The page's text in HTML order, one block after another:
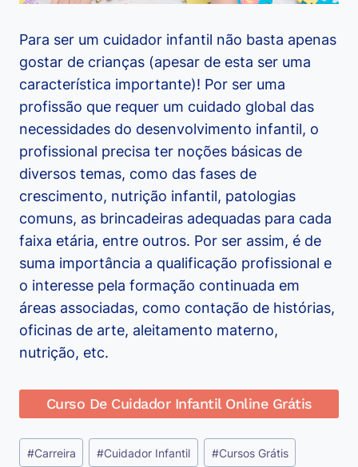
Para ser um cuidador infantil não basta apenas
gostar de crianças (apesar de esta ser uma
característica importante)! Por ser uma
profissão que requer um cuidado global das
necessidades do desenvolvimento infantil, o
profissional precisa ter noções básicas de
diversos temas, como das fases de
crescimento, nutrição infantil, patologias
comuns, as brincadeiras adequadas para cada
faixa etária, entre outros. Por ser assim, é de
suma importância a qualificação profissional e
o interesse pela formação continuada em
áreas associadas, como contação de histórias,
oficinas de arte, aleitamento materno,
nutrição, etc.
Curso De Cuidador Infantil Online Grátis
Tags
#Carreira #Cuidador Infantil #Cursos Grátis